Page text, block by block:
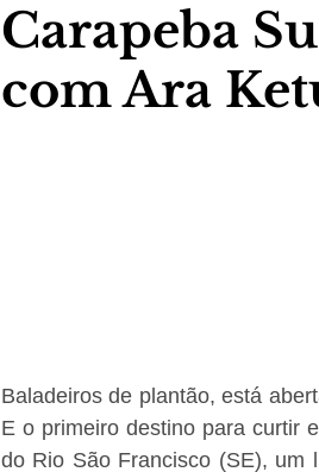
Carapeba
com Ara
Baladeiros de plantão, está
E o primeiro destino para curtir
do Rio São Francisco (SE), um